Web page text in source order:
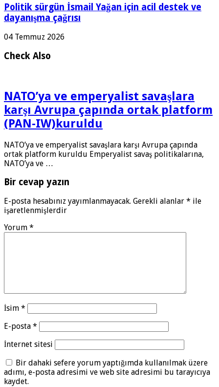
Politik sürgün İsmail Yağan için acil destek ve
dayanışma çağrısı
04 Temmuz 2026
Check Also
NATO’ya ve emperyalist savaşlara
karşı Avrupa çapında ortak platform
(PAN-IW)kuruldu
NATO’ya ve emperyalist savaşlara karşı Avrupa çapında
ortak platform kuruldu Emperyalist savaş politikalarına,
NATO’ya ve …
Bir cevap yazın
E-posta hesabınız yayımlanmayacak. Gerekli alanlar * ile
işaretlenmişlerdir
Yorum *
İsim *
E-posta *
İnternet sitesi
Bir dahaki sefere yorum yaptığımda kullanılmak üzere
adımı, e-posta adresimi ve web site adresimi bu tarayıcıya
kaydet.